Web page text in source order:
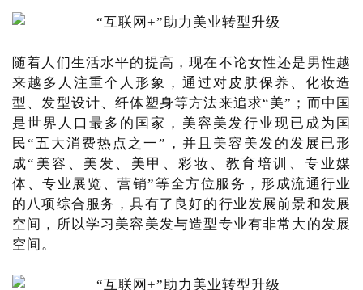
随着人们生活水平的提高，现在不论女性还是男性越
来越多人注重个人形象，通过对皮肤保养、化妆造
型、发型设计、纤体塑身等方法来追求“美”；而中国
是世界人口最多的国家，美容美发行业现已成为国
民“五大消费热点之一”，并且美容美发的发展已形
成“美容、美发、美甲、彩妆、教育培训、专业媒
体、专业展览、营销”等全方位服务，形成流通行业
的八项综合服务，具有了良好的行业发展前景和发展
空间，所以学习美容美发与造型专业有非常大的发展
空间。